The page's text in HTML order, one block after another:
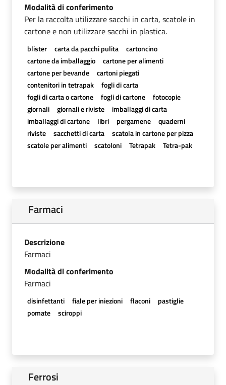
Modalità di conferimento
Per la raccolta utilizzare sacchi in carta, scatole in
cartone e non utilizzare sacchi in plastica.
blister carta da pacchi pulita
cartoncino
cartone da imballaggio
cartone per alimenti
cartone per bevande
cartoni piegati
contenitori in tetrapak
fogli di carta
fogli di carta o cartone
fogli di cartone
fotocopie
giornali
giornali e riviste
imballaggi di carta
imballaggi di cartone
libri pergamene
quaderni
riviste
sacchetti di carta
scatola in cartone per pizza
scatole per alimenti
scatoloni Tetrapak Tetra-pak
Farmaci
Descrizione
Farmaci
Modalità di conferimento
Farmaci
disinfettanti fiale per iniezioni flaconi
pastiglie
pomate
sciroppi
Ferrosi